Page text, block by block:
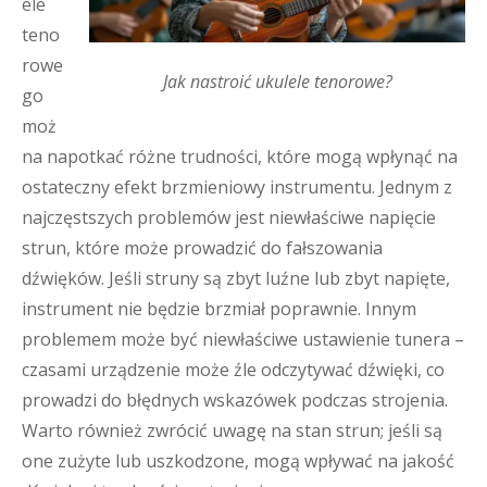
Jak nastroić ukulele tenorowe?
teno
rowe
go
moż
na napotkać różne trudności, które mogą wpłynąć na
ostateczny efekt brzmieniowy instrumentu. Jednym z
najczęstszych problemów jest niewłaściwe napięcie
strun, które może prowadzić do fałszowania
dźwięków. Jeśli struny są zbyt luźne lub zbyt napięte,
instrument nie będzie brzmiał poprawnie. Innym
problemem może być niewłaściwe ustawienie tunera –
czasami urządzenie może źle odczytywać dźwięki, co
prowadzi do błędnych wskazówek podczas strojenia.
Warto również zwrócić uwagę na stan strun; jeśli są
one zużyte lub uszkodzone, mogą wpływać na jakość